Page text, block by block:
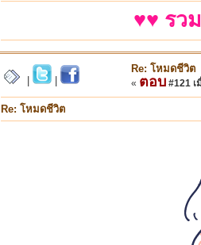
♥♥ รว
Re: โหมดชีวิต
« ตอบ #121 เ
Re: โหมดชีวิต